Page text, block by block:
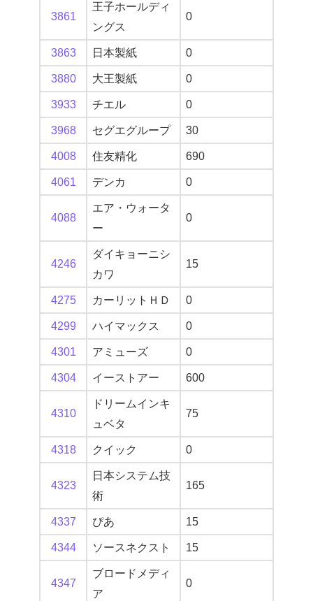
3861
王子ホールディ
ングス
0
3863 日本製紙 0
3880 大王製紙 0
3933 チエル 0
3968 セグエグループ 30
4008 住友精化 690
4061 デンカ 0
4088
エア・ウォータ
ー
0
4246
ダイキョーニシ
カワ
15
4275 カーリットＨＤ 0
4299 ハイマックス 0
4301 アミューズ 0
4304 イーストアー 600
4310
ドリームインキ
ュベタ
75
4318 クイック 0
4323
日本システム技
術
165
4337 ぴあ 15
4344 ソースネクスト 15
4347
ブロードメディ
ア
0